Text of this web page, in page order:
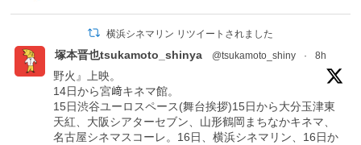
横浜シネマリン リツイートされました
塚本晋也tsukamoto_shinya @tsukamoto_shiny · 8h
野火』上映。
14日から宮﨑キネマ館。
15日渋谷ユーロスペース(舞台挨拶)15日から大分玉津東
天紅、大阪シアターセブン、山形鶴岡まちなかキネマ、
名古屋シネマスコーレ。16日、横浜シネマリン、16日か